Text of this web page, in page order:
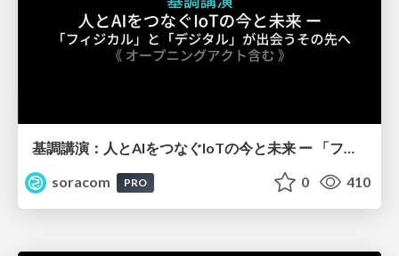
基調講演：人とAIをつなぐIoTの今と未来 ー 「フィジカル」と「デジタル」が出会うその先へ【SORACOM Discovery 2026】
soracom
PRO 0 410